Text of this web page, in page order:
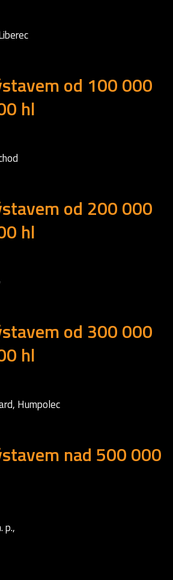
od 100 000
hl
od 200 000
hl
od 300 000
hl
Humpolec
nad 500 000
p.,